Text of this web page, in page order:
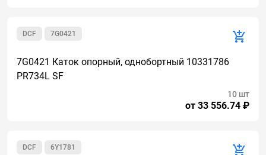
7G0421
DCF
7G0421 Каток опорный, однобортный 10331786
PR734L SF
от 33 556.74 ₽
10 шт
6Y1781
DCF